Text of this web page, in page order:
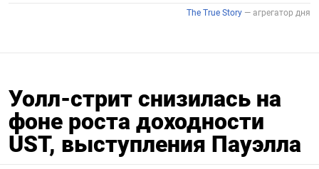
Уолл-стрит снизилась на
фоне роста доходности
UST, выступления Пауэлла